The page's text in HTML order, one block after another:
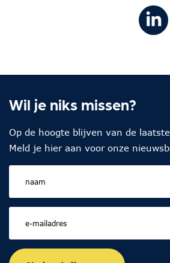
Wil je niks missen?
Op de hoogte blijven van de
Meld je hier aan voor onze